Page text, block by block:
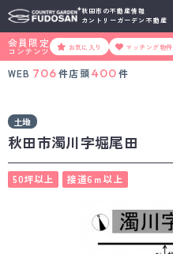
秋田市の不動産情報
カントリーガーデン不動産
会員限定
コンテンツ お気に入り マッチング物件
WEB 706件店頭400 件
土地
秋田市濁川字堀尾田
50坪以上 接道6ｍ以上